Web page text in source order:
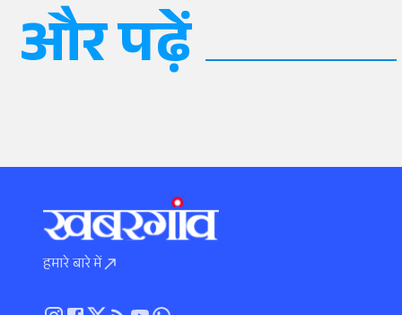
और पढ़ें
हमारे बारे में